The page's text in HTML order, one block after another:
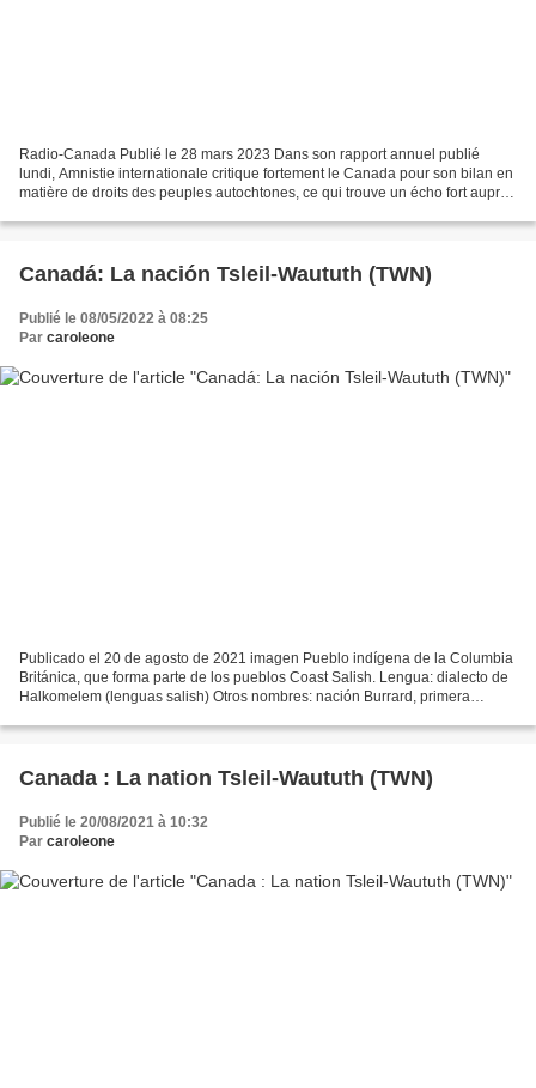
Radio-Canada Publié le 28 mars 2023 Dans son rapport annuel publié
lundi, Amnistie internationale critique fortement le Canada pour son bilan en
matière de droits des peuples autochtones, ce qui trouve un écho fort auprès
Canadá: La nación Tsleil-Waututh (TWN)
Publié le 08/05/2022 à 08:25
Par caroleone
Publicado el 20 de agosto de 2021 imagen Pueblo indígena de la Columbia
Británica, que forma parte de los pueblos Coast Salish. Lengua: dialecto de
Halkomelem (lenguas salish) Otros nombres: nación Burrard, primera
Canada : La nation Tsleil-Waututh (TWN)
Publié le 20/08/2021 à 10:32
Par caroleone